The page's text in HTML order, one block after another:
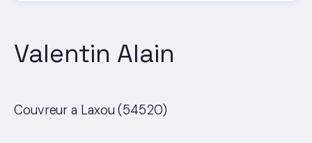
Valentin Alain
Couvreur a Laxou (54520)